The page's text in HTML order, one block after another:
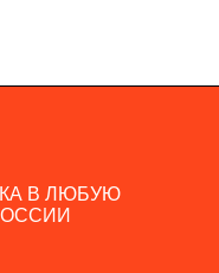
В ЛЮБУЮ
В ЛЮБУЮ